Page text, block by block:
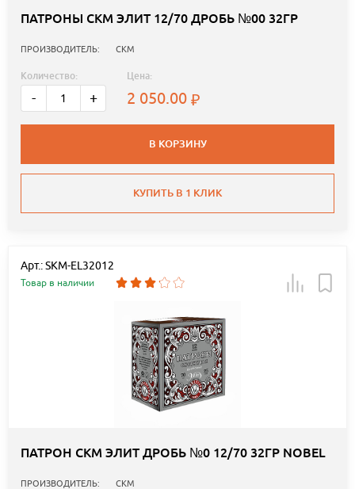
ПАТРОНЫ СКМ ЭЛИТ 12/70 ДРОБЬ №00 32ГР
ПРОИЗВОДИТЕЛЬ: СКМ
Количество:
- +
Цена:
2 050.00
В КОРЗИНУ
КУПИТЬ В 1 КЛИК
Арт.: SKM-EL32012
Товар в наличии
ПАТРОН СКМ ЭЛИТ ДРОБЬ №0 12/70 32ГР NOBEL
ПРОИЗВОДИТЕЛЬ: СКМ